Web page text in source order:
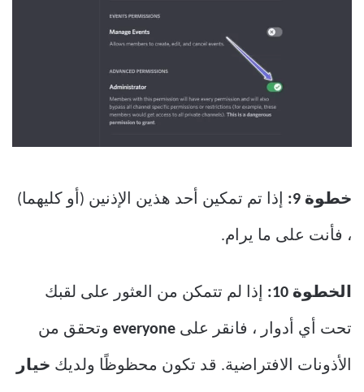
خطوة 9: إذا تم تمكين أحد هذين الإذنين (أو كليهما)
، فأنت على ما يرام.
الخطوة 10: إذا لم تتمكن من العثور على لقبك
تحت أي أدوار ، فانقر على وتحقق من
الأذونات الافتراضية. قد تكون محظوظًا ولديك خيار